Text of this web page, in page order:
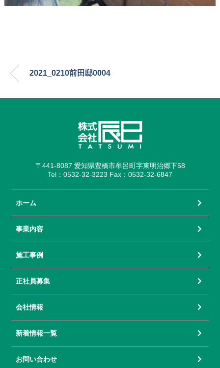
2021_0210前田邸0004
〒441-8087 愛知県豊橋市牟呂町字東明治郷下58
Tel：0532-32-3223 Fax：0532-32-6847
ホーム
事業内容
施工事例
正社員募集
会社情報
新着情報一覧
お問い合わせ